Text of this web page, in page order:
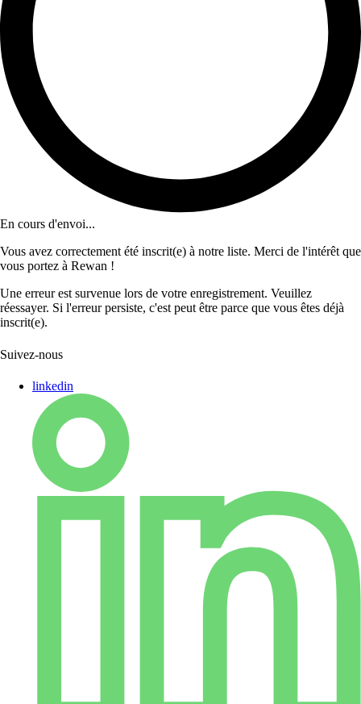
En cours d'envoi...
Vous avez correctement été inscrit(e) à notre liste. Merci de l'intérêt que
vous portez à Rewan !
Une erreur est survenue lors de votre enregistrement. Veuillez
réessayer. Si l'erreur persiste, c'est peut être parce que vous êtes déjà
inscrit(e).
Suivez-nous
linkedin